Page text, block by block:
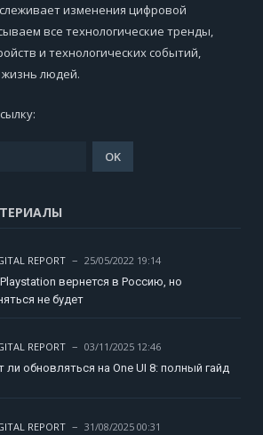
изменения цифровой
все технологические тренды,
и технологических событий,
людей.
REPORT
25/05/2022 19:14
вернется в Россию, но
не будет
REPORT
03/11/2025 12:46
ли обновляться на One UI 8: полный гайд
REPORT
31/08/2025 00:31